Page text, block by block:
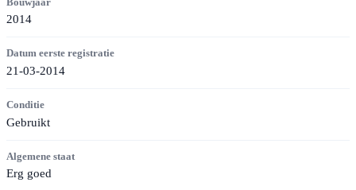
2014
Datum eerste registratie
21-03-2014
Conditie
Gebruikt
Algemene staat
Erg goed